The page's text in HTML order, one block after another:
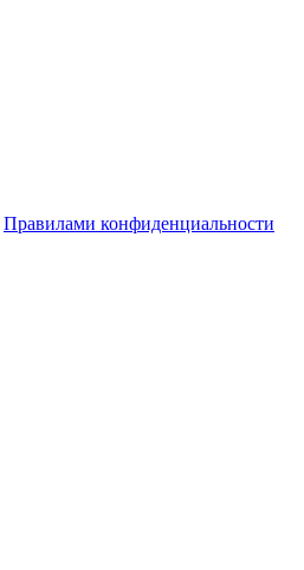
Правилами конфиденциальности